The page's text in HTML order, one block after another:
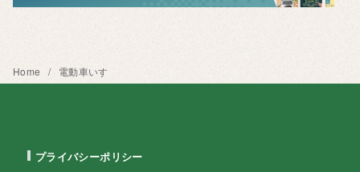
Home 電動車いす
プライバシーポリシー